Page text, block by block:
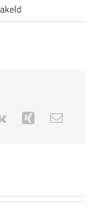
voor
IMG_8886
Vk Xing E-